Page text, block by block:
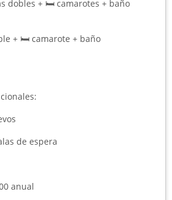
dobles + 🛏️ camarotes + baño
+ 🛏️ camarote + baño
de espera
anual